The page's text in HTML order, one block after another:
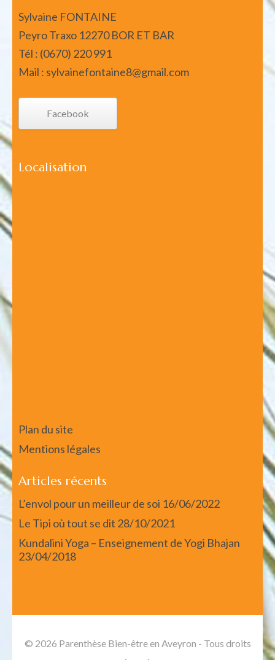
Sylvaine FONTAINE
Peyro Traxo 12270 BOR ET BAR
Tél : (0670) 220 991
Mail : sylvainefontaine8@gmail.com
Facebook
Localisation
Plan du site
Mentions légales
Articles récents
L’envol pour un meilleur de soi 16/06/2022
Le Tipi où tout se dit 28/10/2021
Kundalini Yoga – Enseignement de Yogi Bhajan
23/04/2018
© 2026 Parenthèse Bien-être en Aveyron - Tous droits